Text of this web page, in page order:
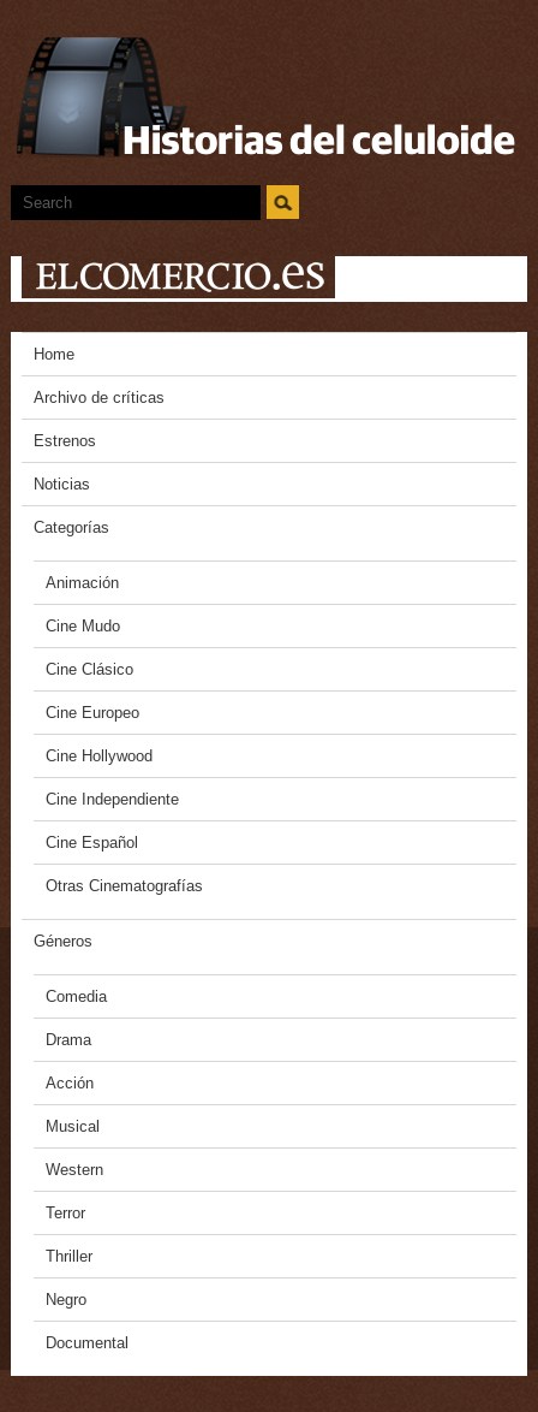
Home
Archivo de críticas
Estrenos
Noticias
Categorías
Animación
Cine Mudo
Cine Clásico
Cine Europeo
Cine Hollywood
Cine Independiente
Cine Español
Otras Cinematografías
Géneros
Comedia
Drama
Acción
Musical
Western
Terror
Thriller
Negro
Documental